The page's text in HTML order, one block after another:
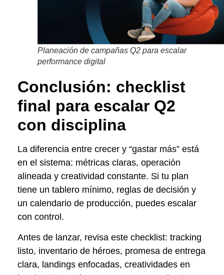
Planeación de campañas Q2 para escalar
performance digital
Conclusión: checklist
final para escalar Q2
con disciplina
La diferencia entre crecer y “gastar más” está
en el sistema: métricas claras, operación
alineada y creatividad constante. Si tu plan
tiene un tablero mínimo, reglas de decisión y
un calendario de producción, puedes escalar
con control.
Antes de lanzar, revisa este checklist: tracking
listo, inventario de héroes, promesa de entrega
clara, landings enfocadas, creatividades en